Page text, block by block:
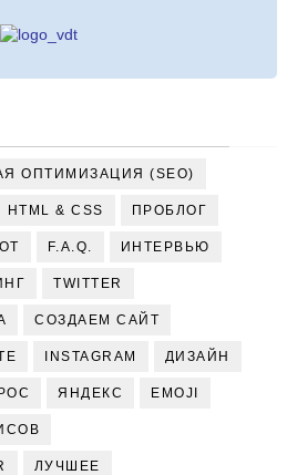
ОПТИМИЗАЦИЯ (SEO)
HTML & CSS ПРОБЛОГ
F.A.Q. ИНТЕРВЬЮ
TWITTER
СОЗДАЕМ САЙТ
INSTAGRAM ДИЗАЙН
ЯНДЕКС EMOJI
ЛУЧШЕЕ